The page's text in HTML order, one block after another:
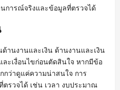
การณ์จริงและข้อมูลที่ตรวจได้
านงานและเงิน ด้านงานและเงิน
ะเงื่อนไขก่อนตัดสินใจ หากมีข้อ
กว่าดูแค่ความน่าสนใจ การ
รวจได้ เช่น เวลา งบประมาณ